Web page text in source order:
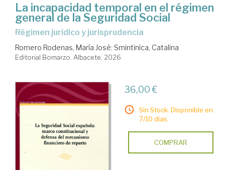
La incapacidad temporal en el régimen
general de la Seguridad Social
Régimen jurídico y jurisprudencia
Romero Rodenas, María José; Smintinica, Catalina
Editorial Bomarzo. Albacete, 2026
36,00 €
Sin Stock. Disponible en
7/10 días.
COMPRAR